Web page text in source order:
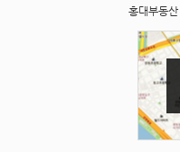
홍대부동산